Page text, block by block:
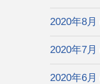
2020年8月
2020年7月
2020年6月